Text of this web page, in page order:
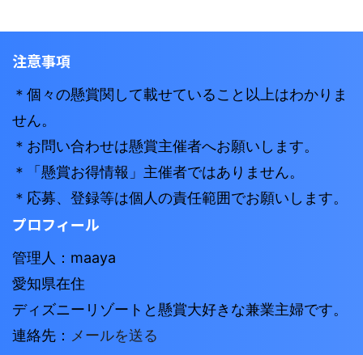
注意事項
＊個々の懸賞関して載せていること以上はわかりま
せん。
＊お問い合わせは懸賞主催者へお願いします。
＊「懸賞お得情報」主催者ではありません。
＊応募、登録等は個人の責任範囲でお願いします。
プロフィール
管理人：maaya
愛知県在住
ディズニーリゾートと懸賞大好きな兼業主婦です。
連絡先： メールを送る